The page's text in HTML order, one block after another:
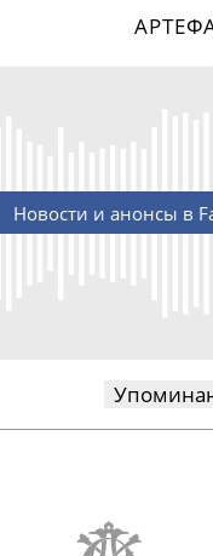
Новости и анонсы в